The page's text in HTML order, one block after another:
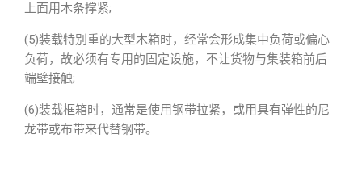
上面用木条撑紧;
(5)装载特别重的大型木箱时，经常会形成集中负荷或偏心
负荷，故必须有专用的固定设施，不让货物与集装箱前后
端壁接触;
(6)装载框箱时，通常是使用钢带拉紧，或用具有弹性的尼
龙带或布带来代替钢带。